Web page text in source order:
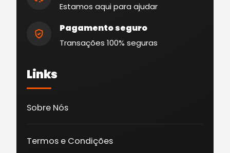
Estamos aqui para ajudar
Pagamento seguro
Transações 100% seguras
Links
Sobre Nós
Termos e Condições